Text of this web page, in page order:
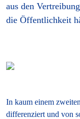
aus den
die Öffentlichkeit
In kaum einem
differenziert und von